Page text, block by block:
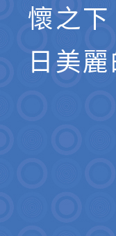
懷之
日美麗